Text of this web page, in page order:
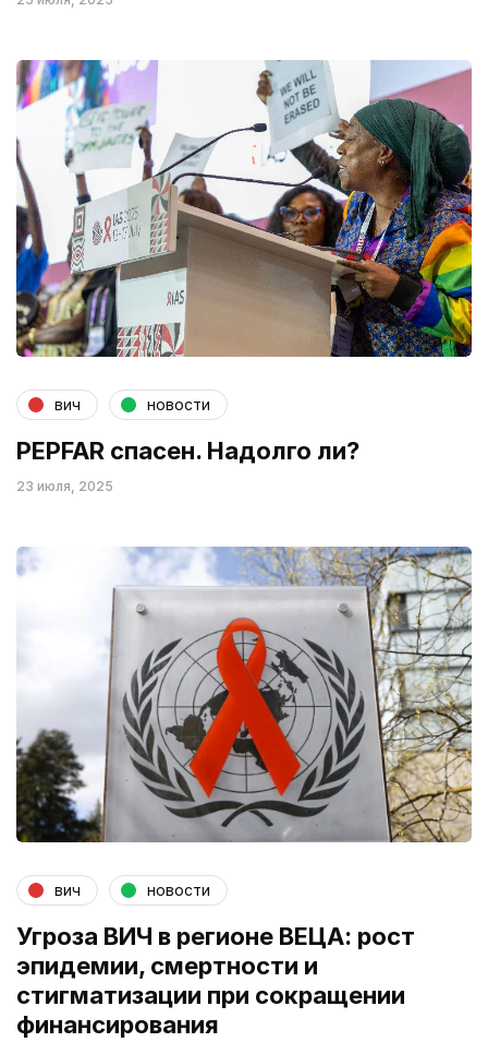
вич новости
PEPFAR спасен. Надолго ли?
23 июля, 2025
вич новости
Угроза ВИЧ в регионе ВЕЦА: рост
эпидемии, смертности и
стигматизации при сокращении
финансирования